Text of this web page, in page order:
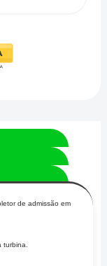
de admissão em